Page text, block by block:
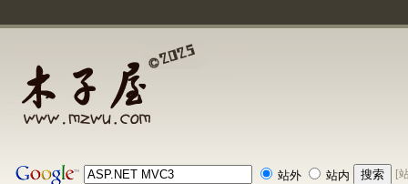
站外 站内 [